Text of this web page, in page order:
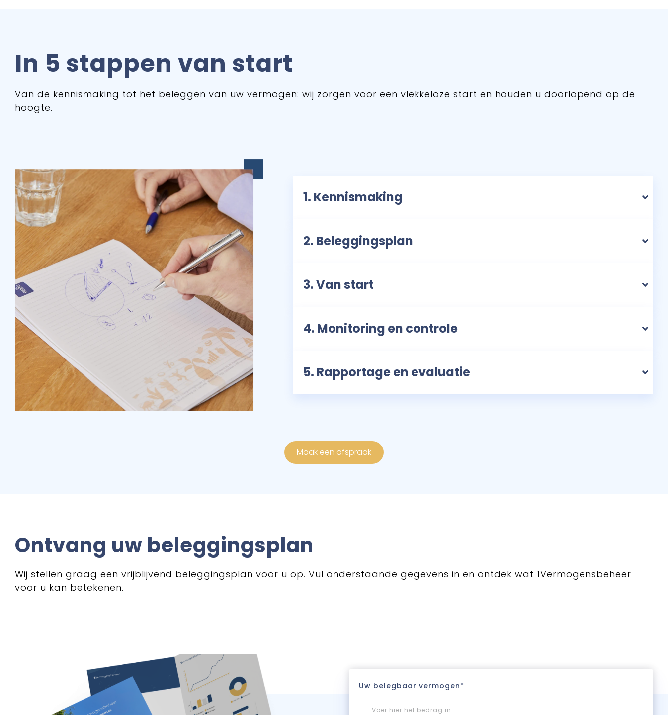
In 5 stappen van start
Van de kennismaking tot het beleggen van uw vermogen: wij zorgen voor een vlekkeloze start en houden u doorlopend op de
hoogte.
1. Kennismaking
2. Beleggingsplan
3. Van start
4. Monitoring en controle
5. Rapportage en evaluatie
Maak een afspraak
Ontvang uw beleggingsplan
Wij stellen graag een vrijblijvend beleggingsplan voor u op. Vul onderstaande gegevens in en ontdek wat 1Vermogensbeheer
voor u kan betekenen.
Uw belegbaar vermogen*
Naam*